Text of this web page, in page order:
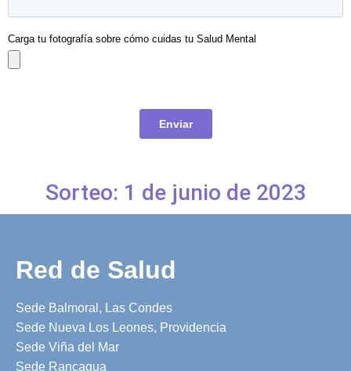
Sorteo: 1 de junio de 2023
Red de Salud
Sede Balmoral, Las Condes
Sede Nueva Los Leones, Providencia
Sede Viña del Mar
Sede Rancagua